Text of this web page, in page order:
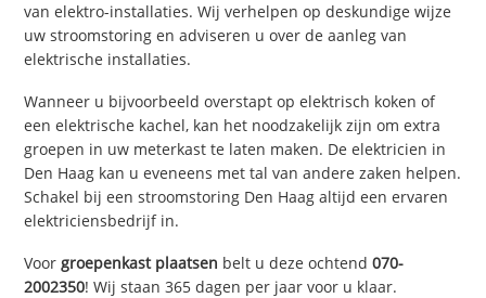
van elektro-installaties. Wij verhelpen op deskundige wijze
uw stroomstoring en adviseren u over de aanleg van
elektrische installaties.
Wanneer u bijvoorbeeld overstapt op elektrisch koken of
een elektrische kachel, kan het noodzakelijk zijn om extra
groepen in uw meterkast te laten maken. De elektricien in
Den Haag kan u eveneens met tal van andere zaken helpen.
Schakel bij een stroomstoring Den Haag altijd een ervaren
elektriciensbedrijf in.
Voorgroepenkast plaatsen belt u deze ochtend070-
2002350! Wij staan 365 dagen per jaar voor u klaar.